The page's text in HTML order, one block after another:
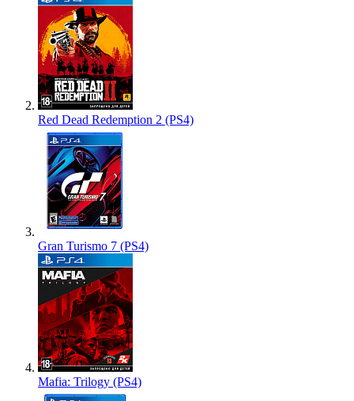
Red Dead Redemption 2 (PS4)
Gran Turismo 7 (PS4)
Mafia: Trilogy (PS4)